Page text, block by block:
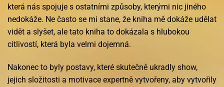
která nás spojuje s ostatními způsoby, kterými nic jiného
nedokáže. Ne často se mi stane, že kniha mě dokáže udělat
vidět a slyšet, ale tato kniha to dokázala s hlubokou
citlivostí, která byla velmi dojemná.
Nakonec to byly postavy, které skutečně ukradly show,
jejich složitosti a motivace expertně vytvořeny, aby vytvořily